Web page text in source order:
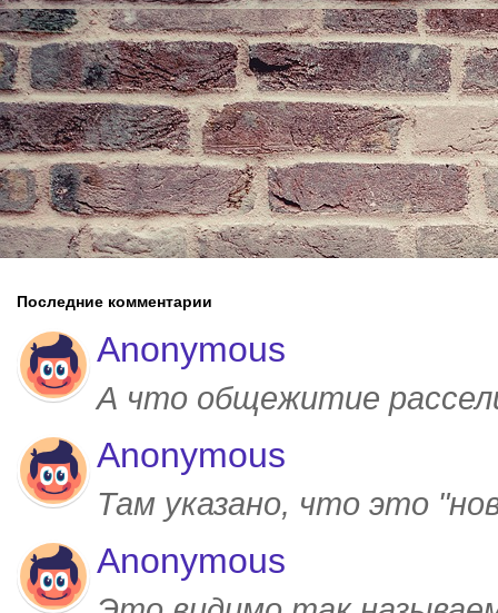
Последние комментарии
Anonymous
А что общежитие
Anonymous
Там указано, что это
Anonymous